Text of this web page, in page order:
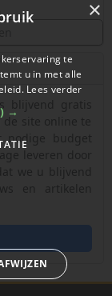
blijvend gratis
site online te
budget
leveren door
we u blijvend
en artikelen
×
te
u in met alle
Lees verder
→